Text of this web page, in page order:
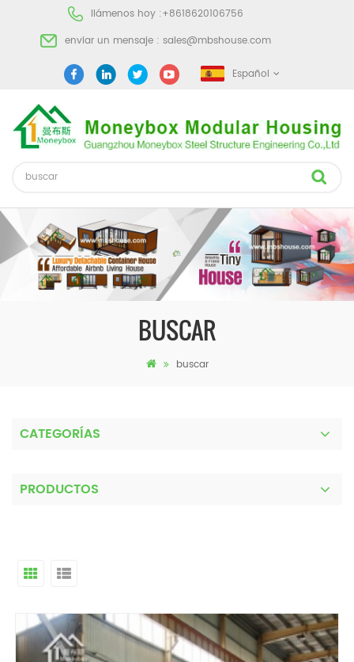
llámenos hoy :+8618620106756
enviar un mensaje : sales@mbshouse.com
Español
BUSCAR
buscar
CATEGORÍAS
PRODUCTOS